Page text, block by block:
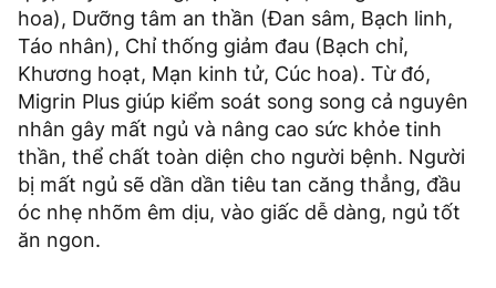
hoa), Dưỡng tâm an thần (Đan sâm, Bạch linh,
Táo nhân), Chỉ thống giảm đau (Bạch chỉ,
Khương hoạt, Mạn kinh tử, Cúc hoa). Từ đó,
Migrin Plus giúp kiểm soát song song cả nguyên
nhân gây mất ngủ và nâng cao sức khỏe tinh
thần, thể chất toàn diện cho người bệnh. Người
bị mất ngủ sẽ dần dần tiêu tan căng thẳng, đầu
óc nhẹ nhõm êm dịu, vào giấc dễ dàng, ngủ tốt
ăn ngon.